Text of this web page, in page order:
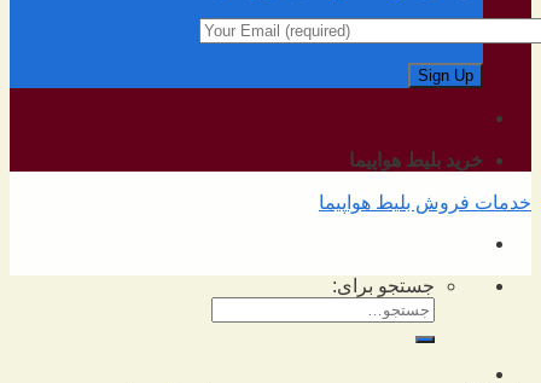
خرید بلیط هواپیما
خدمات فروش بلیط هواپیما
جستجو برای: